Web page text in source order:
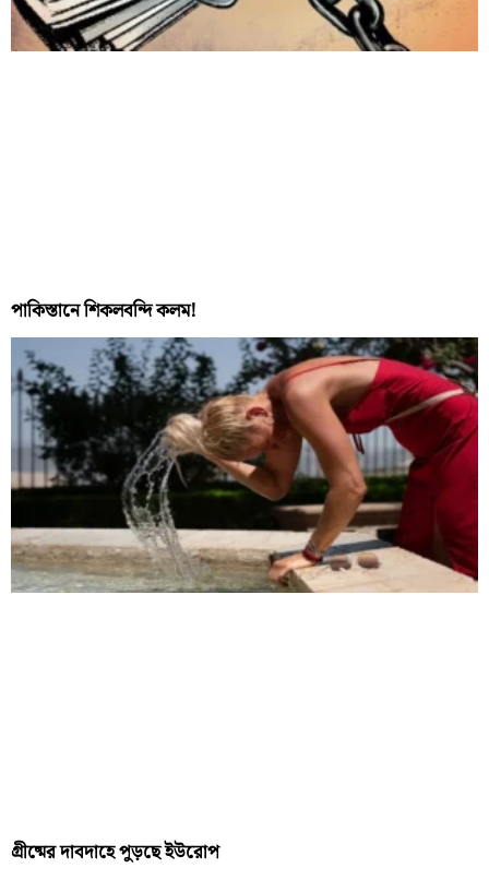
পাকিস্তানে শিকলবন্দি কলম!
গ্রীষ্মের দাবদাহে পুড়ছে ইউরোপ